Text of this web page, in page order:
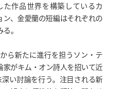
作品世界を構築しているカ
、金愛蘭の短編はそれぞれの
。
ら新たに進行を担うソン・テ
がキム・オン詩人を招いて近
い討論を行う。注目される新